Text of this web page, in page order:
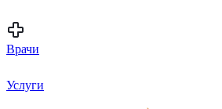
Врачи
Услуги